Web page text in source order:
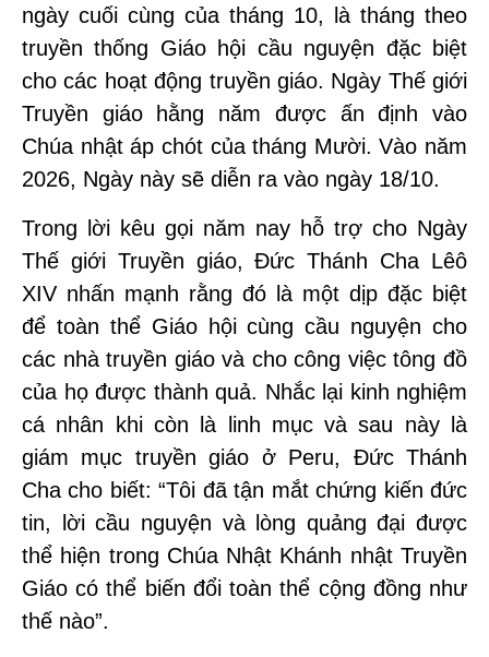
ngày cuối cùng của tháng 10, là tháng theo
truyền thống Giáo hội cầu nguyện đặc biệt
cho các hoạt động truyền giáo. Ngày Thế giới
Truyền giáo hằng năm được ấn định vào
Chúa nhật áp chót của tháng Mười. Vào năm
2026, Ngày này sẽ diễn ra vào ngày 18/10.
Trong lời kêu gọi năm nay hỗ trợ cho Ngày
Thế giới Truyền giáo, Đức Thánh Cha Lêô
XIV nhấn mạnh rằng đó là một dịp đặc biệt
để toàn thể Giáo hội cùng cầu nguyện cho
các nhà truyền giáo và cho công việc tông đồ
của họ được thành quả. Nhắc lại kinh nghiệm
cá nhân khi còn là linh mục và sau này là
giám mục truyền giáo ở Peru, Đức Thánh
Cha cho biết: “Tôi đã tận mắt chứng kiến đức
tin, lời cầu nguyện và lòng quảng đại được
thể hiện trong Chúa Nhật Khánh nhật Truyền
Giáo có thể biến đổi toàn thể cộng đồng như
thế nào”.